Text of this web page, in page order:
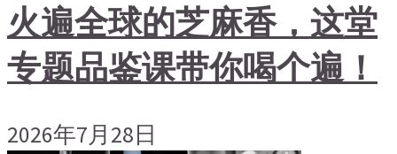
火遍全球的芝麻香，这堂
专题品鉴课带你喝个遍！
2026年7月28日